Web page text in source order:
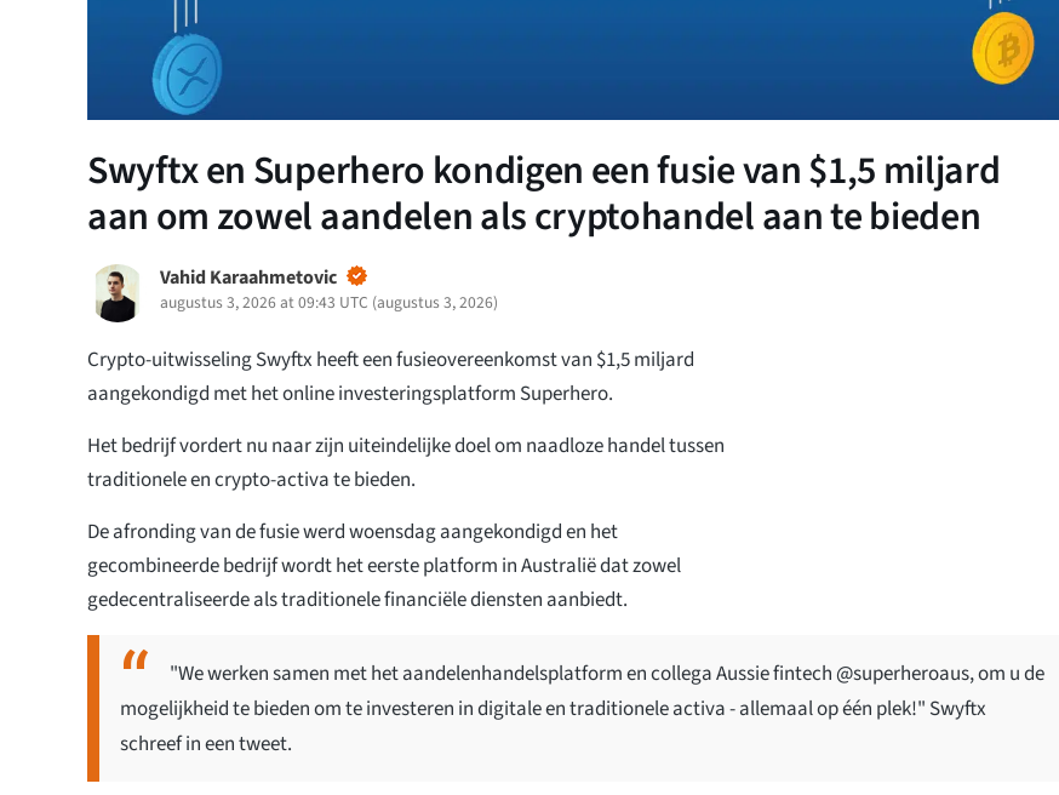
Swyftx en Superhero kondigen een fusie van $1,5 miljard
aan om zowel aandelen als cryptohandel aan te bieden
Vahid Karaahmetovic
augustus 3, 2026 at 09:43 UTC (augustus 3, 2026)
Crypto-uitwisseling Swyftx heeft een fusieovereenkomst van $1,5 miljard
aangekondigd met het online investeringsplatform Superhero.
Het bedrijf vordert nu naar zijn uiteindelijke doel om naadloze handel tussen
traditionele en crypto-activa te bieden.
De afronding van de fusie werd woensdag aangekondigd en het
gecombineerde bedrijf wordt het eerste platform in Australië dat zowel
gedecentraliseerde als traditionele financiële diensten aanbiedt.
"We werken samen met het aandelenhandelsplatform en collega Aussie fintech @superheroaus, om u de
mogelijkheid te bieden om te investeren in digitale en traditionele activa - allemaal op één plek!" Swyftx
schreef in een tweet.